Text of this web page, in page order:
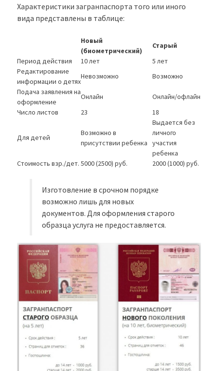
Характеристики загранпаспорта того или иного
вида представлены в таблице:
Новый
(биометрический)
Старый
Период действия
10 лет
5 лет
Редактирование
информации о детях
Невозможно
Возможно
Подача заявления на
оформление
Онлайн
Онлайн/офлайн
Число листов
23 18
Для детей
Возможно в
присутствии ребенка
Выдается без
личного
участия
ребенка
Стоимость взр./дет. 5000 (2500) руб. 2000 (1000) руб.
Изготовление в срочном порядке
возможно лишь для новых
документов. Для оформления старого
образца услуга не предоставляется.